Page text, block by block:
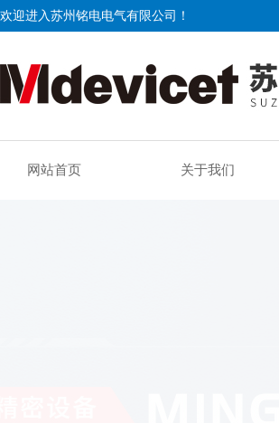
欢迎进入苏州铭电电气有限公司！
网站首页 关于我们